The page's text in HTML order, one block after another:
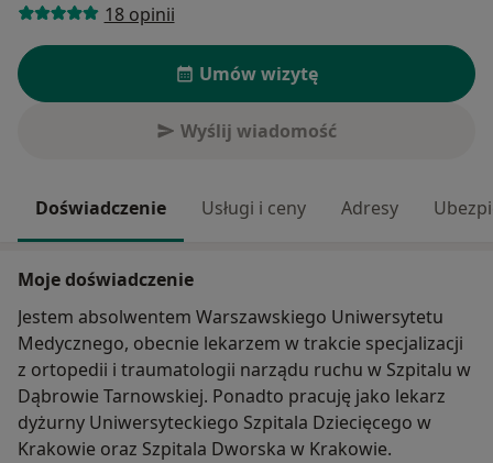
18 opinii
Umów wizytę
Wyślij wiadomość
Doświadczenie Usługi i ceny Adresy
Moje doświadczenie
Jestem absolwentem Warszawskiego Uniwersytetu
Medycznego, obecnie lekarzem w trakcie specjalizacji
z ortopedii i traumatologii narządu ruchu w Szpitalu w
Dąbrowie Tarnowskiej. Ponadto pracuję jako lekarz
dyżurny Uniwersyteckiego Szpitala Dziecięcego w
Krakowie oraz Szpitala Dworska w Krakowie.